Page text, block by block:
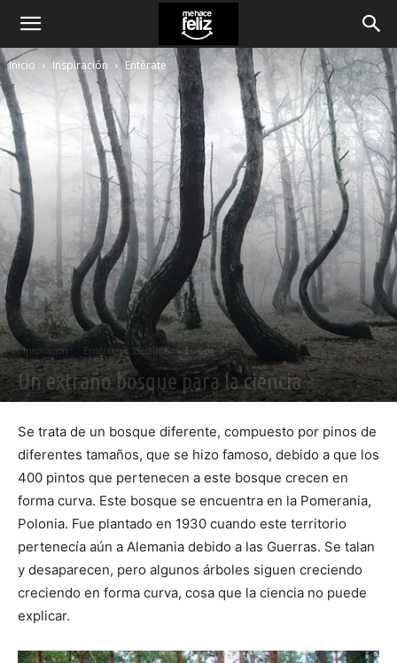
Inicio Inspiración Entérate
Inspiración Entérate Destinos Europa
Un extraño bosque para la ciencia
Se trata de un bosque diferente, compuesto por pinos de
diferentes tamaños, que se hizo famoso, debido a que los
400 pintos que pertenecen a este bosque crecen en
forma curva. Este bosque se encuentra en la Pomerania,
Polonia. Fue plantado en 1930 cuando este territorio
pertenecía aún a Alemania debido a las Guerras. Se talan
y desaparecen, pero algunos árboles siguen creciendo
creciendo en forma curva, cosa que la ciencia no puede
explicar.